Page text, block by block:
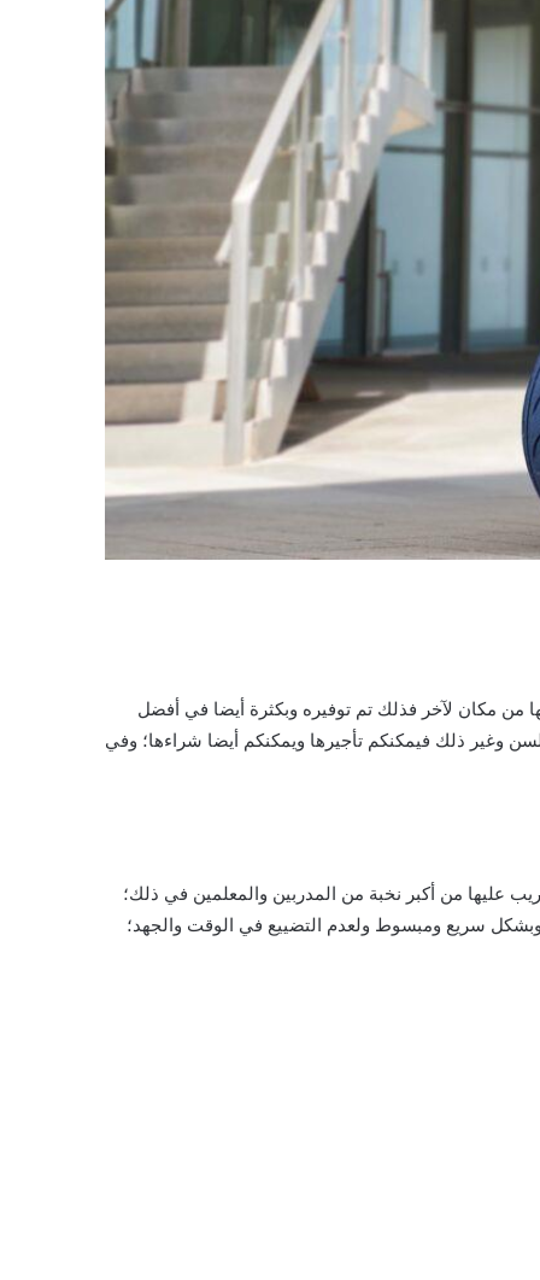
من مكان لآخر فذلك تم توفيره وبكثرة أيضا في أفضل
وغير ذلك فيمكنكم تأجيرها ويمكنكم أيضا شراءها؛ وفي
عليها من أكبر نخبة من المدربين والمعلمين في ذلك؛
وبشكل سريع ومبسوط ولعدم التضييع في الوقت والجهد؛